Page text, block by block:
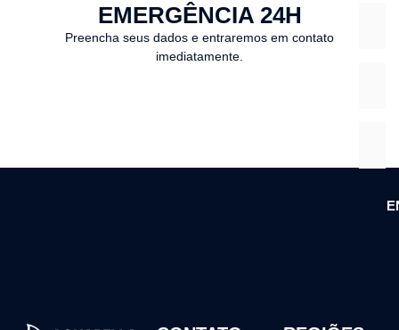
EMERGÊNCIA 24H
Preencha seus dados e entraremos em contato
imediatamente.